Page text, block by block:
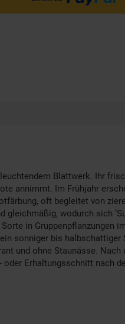
Blattwerk. Ihr
annimmt. Im Frühjahr
oft begleitet von
wodurch sich
in Gruppenpflanzungen
sonniger bis
und ohne Staunässe. Nach
Erhaltungsschnitt nach